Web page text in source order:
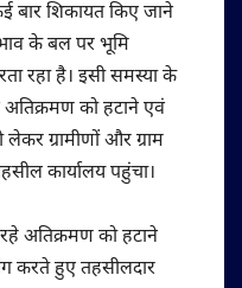
बार शिकायत किए जाने
के बल पर भूमि
रहा है। इसी समस्या के
अतिक्रमण को हटाने एवं
ग्रामीणों और ग्राम
कार्यालय पहुंचा।
रहे अतिक्रमण को हटाने
करते हुए तहसीलदार